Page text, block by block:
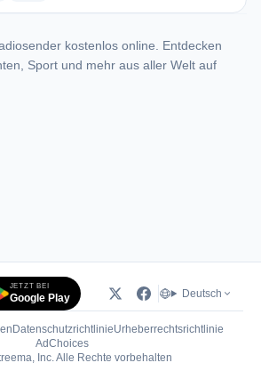
kostenlos online. Entdecken
Sport und mehr aus aller Welt auf
JETZT BEI
Google Play Deutsch
DatenschutzrichtlinieUrheberrechtsrichtlinie
AdChoices(öffnet in neuem Tab)
Inc. Alle Rechte vorbehalten